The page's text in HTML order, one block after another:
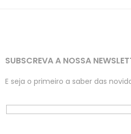
SUBSCREVA A NOSSA
E seja o primeiro a saber das